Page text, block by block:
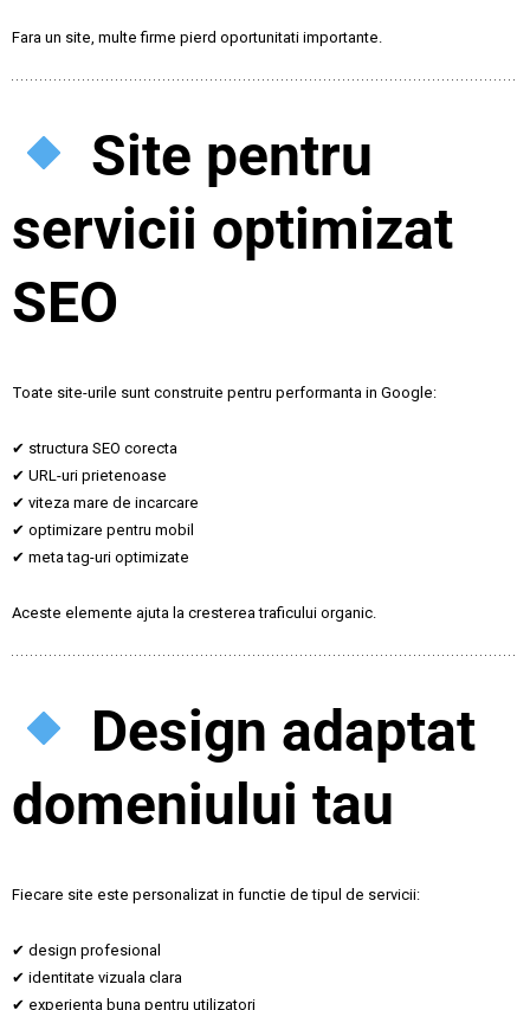
Fara un site, multe firme pierd oportunitati importante.
Site pentru
servicii optimizat
SEO
Toate site-urile sunt construite pentru performanta in Google:
✔ structura SEO corecta
✔ URL-uri prietenoase
✔ viteza mare de incarcare
✔ optimizare pentru mobil
✔ meta tag-uri optimizate
Aceste elemente ajuta la cresterea traficului organic.
Design adaptat
domeniului tau
Fiecare site este personalizat in functie de tipul de servicii:
✔ design profesional
✔ identitate vizuala clara
✔ experienta buna pentru utilizatori